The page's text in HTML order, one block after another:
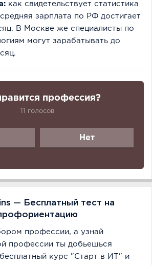
как свидетельствует статистика
зарплата по РФ достигает
В Москве же специалисты по
могут зарабатывать до
профессия?
11 голосов
Нет
— Бесплатный тест на
профессии, а узнай
профессии ты добьешься
курс "Старт в ИТ" и